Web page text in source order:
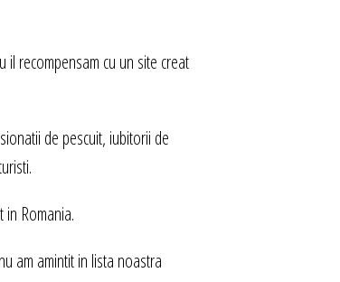
il recompensam cu un site creat
de pescuit, iubitorii de
Romania.
am amintit in lista noastra